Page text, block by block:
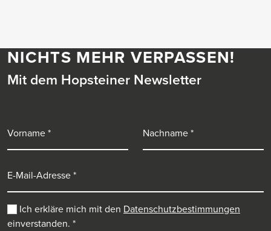
NICHTS MEHR VERPASSEN!
Mit dem Hopsteiner Newsletter
Ich erkläre mich mit den Datenschutzbestimmungen
einverstanden. *